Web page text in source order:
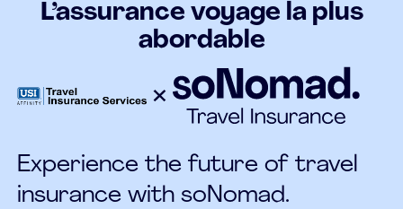
L’assurance voyage la plus
abordable
Experience the future of travel
insurance with soNomad.